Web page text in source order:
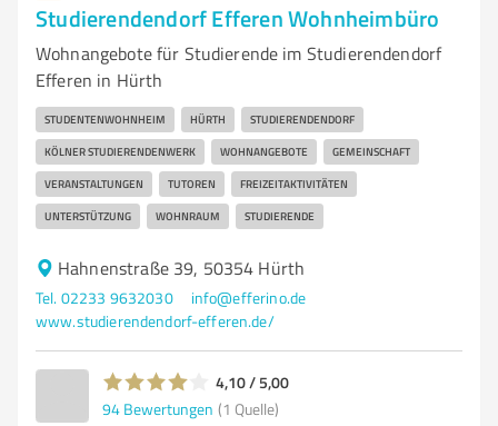
Studierendendorf Efferen Wohnheimbüro
Wohnangebote für Studierende im Studierendendorf
Efferen in Hürth
STUDENTENWOHNHEIM HÜRTH STUDIERENDENDORF
KÖLNER STUDIERENDENWERK WOHNANGEBOTE GEMEINSCHAFT
VERANSTALTUNGEN TUTOREN FREIZEITAKTIVITÄTEN
UNTERSTÜTZUNG WOHNRAUM STUDIERENDE
Hahnenstraße 39, 50354 Hürth
Tel. 02233 9632030
info@efferino.de
www.studierendendorf-efferen.de/
4,10 / 5,00
94 Bewertungen (1 Quelle)